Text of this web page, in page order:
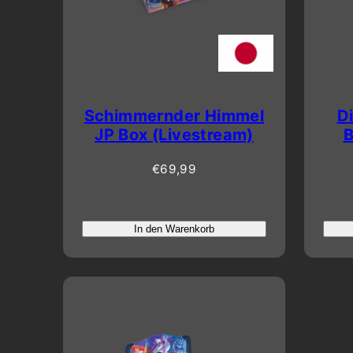
Schimmernder Himmel
JP Box (Livestream)
Regulärer
€69,99
In den Warenkorb